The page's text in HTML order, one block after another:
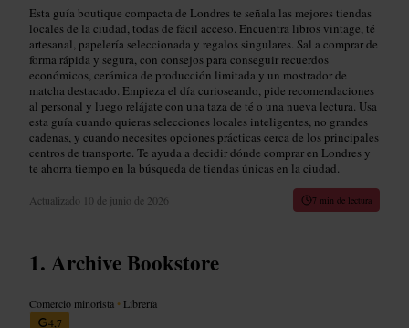
Esta guía boutique compacta de Londres te señala las mejores tiendas
locales de la ciudad, todas de fácil acceso. Encuentra libros vintage, té
artesanal, papelería seleccionada y regalos singulares. Sal a comprar de
forma rápida y segura, con consejos para conseguir recuerdos
económicos, cerámica de producción limitada y un mostrador de
matcha destacado. Empieza el día curioseando, pide recomendaciones
al personal y luego relájate con una taza de té o una nueva lectura. Usa
esta guía cuando quieras selecciones locales inteligentes, no grandes
cadenas, y cuando necesites opciones prácticas cerca de los principales
centros de transporte. Te ayuda a decidir dónde comprar en Londres y
te ahorra tiempo en la búsqueda de tiendas únicas en la ciudad.
Actualizado 10 de junio de 2026 7 min de lectura
Archive Bookstore
Comercio minorista • Librería
4,7